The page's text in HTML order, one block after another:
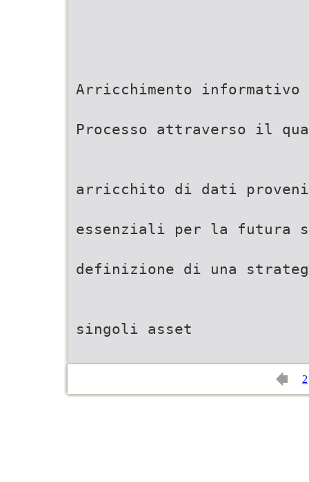
Arricchimento informativo
Processo attraverso il
arricchito di dati
essenziali per la futura
definizione di una
singoli asset
2